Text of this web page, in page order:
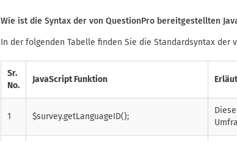
Wie ist die Syntax der von QuestionPro bereitgestellten
In der folgenden Tabelle finden Sie die Standardsyntax der
Sr.
No.
JavaScript Funktion
1 $survey.getLanguageID();